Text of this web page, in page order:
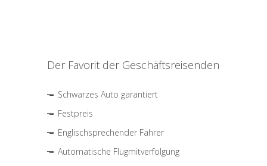
Der Favorit der Geschäftsreisenden
Schwarzes Auto garantiert
Festpreis
Englischsprechender Fahrer
Automatische Flugmitverfolgung